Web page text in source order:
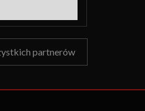
partnerów